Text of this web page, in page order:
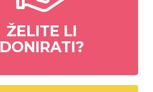
ŽELITE LI
DONIRATI?